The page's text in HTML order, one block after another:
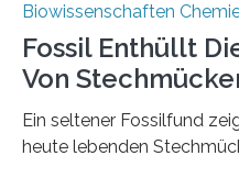
Biowissenschaften
Fossil Enthüllt
Von
Ein seltener Fossilfund
heute lebenden